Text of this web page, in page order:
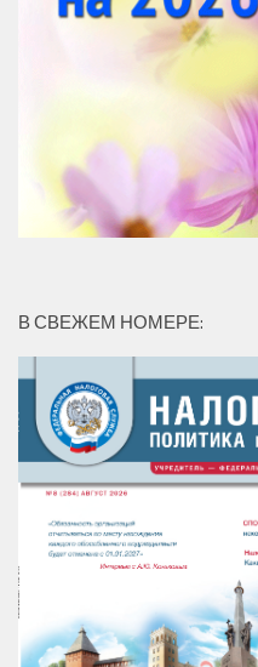
В СВЕЖЕМ НОМЕРЕ: